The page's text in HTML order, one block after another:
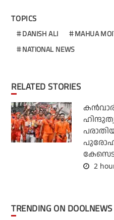
TOPICS
DANISH ALI
MAHUA
NATIONAL NEWS
RELATED STORIES
2
TRENDING ON DOOLNEWS